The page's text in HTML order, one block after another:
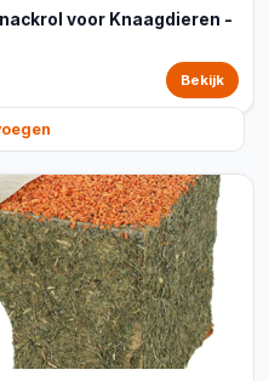
voor Knaagdieren -
Bekijk